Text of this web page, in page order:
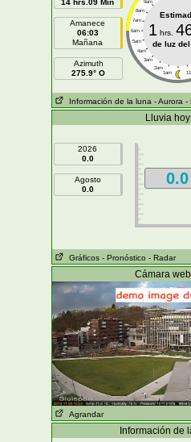
14 hrs.09 Min
Amanece
06:03
Mañana
Azimuth
275.9° O
9am
8am
7am
6am
5am
4am
3am
2am
1am
1 hrs.
de luz
Información de la luna - Aurora -
Lluvia
2026
0.0
Agosto
0.0
0.0
Gráficos - Pronóstico - Radar
Cámara
Agrandar
Información de